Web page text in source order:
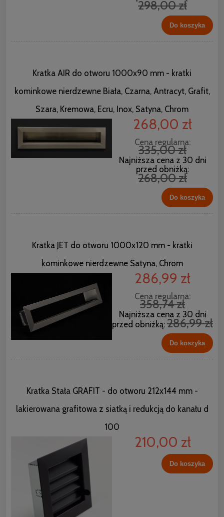
298,00 zł
Do koszyka
Kratka AIR do otworu 1000x90 mm - kratki
kominkowe nierdzewne Biała, Czarna, Antracyt, Grafit,
Szara, Kremowa, Ecru, Inox, Satyna, Chrom
268,00 zł
Cena regularna:
335,00 zł
Najniższa cena z 30 dni
przed obniżką:
268,00 zł
Do koszyka
Kratka JET do otworu 1000x120 mm - kratki
kominkowe nierdzewne Satyna, Chrom
286,99 zł
Cena regularna:
358,74 zł
Najniższa cena z 30 dni
przed obniżką: 286,99 zł
Do koszyka
Kratka Stała GRAFIT - do otworu 212x144 mm -
lakierowana grafitowa z siatką i redukcją do kanału d
100
210,00 zł
Do koszyka